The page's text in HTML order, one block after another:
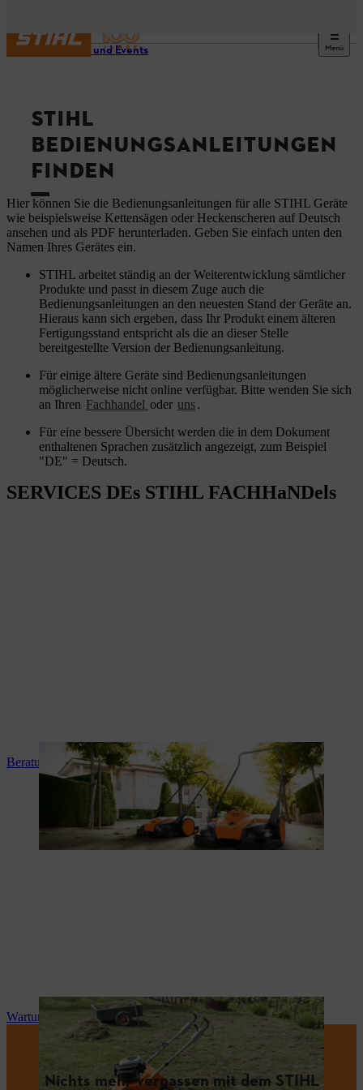
Menü
Service und Events
STIHL
BEDIENUNGSANLEITUNGEN
FINDEN
Hier können Sie die Bedienungsanleitungen für alle STIHL Geräte
wie beispielsweise Kettensägen oder Heckenscheren auf Deutsch
ansehen und als PDF herunterladen. Geben Sie einfach unten den
Namen Ihres Gerätes ein.
STIHL arbeitet ständig an der Weiterentwicklung sämtlicher
Produkte und passt in diesem Zuge auch die
Bedienungsanleitungen an den neuesten Stand der Geräte an.
Hieraus kann sich ergeben, dass Ihr Produkt einem älteren
Fertigungsstand entspricht als die an dieser Stelle
bereitgestellte Version der Bedienungsanleitung.
Für einige ältere Geräte sind Bedienungsanleitungen
möglicherweise nicht online verfügbar. Bitte wenden Sie sich
an Ihren Fachhandel oder uns.
Für eine bessere Übersicht werden die in dem Dokument
enthaltenen Sprachen zusätzlich angezeigt, zum Beispiel
"DE" = Deutsch.
SERVICES DEs STIHL FACHHaNDels
Beratung und Produkteinweisung
Wartung und Reparatur
Nichts mehr verpassen mit dem STIHL